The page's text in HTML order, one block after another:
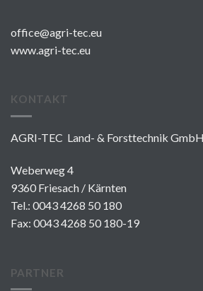
office@agri-tec.eu
www.agri-tec.eu
KONTAKT
AGRI-TEC Land- & Forsttechnik GmbH
Weberweg 4
9360 Friesach / Kärnten
Tel.: 0043 4268 50 180
Fax: 0043 4268 50 180-19
PARTNER